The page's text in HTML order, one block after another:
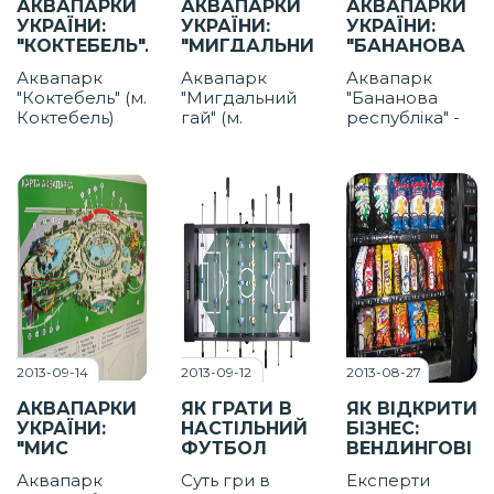
смак
АКВАПАРКИ
УКРАЇНИ:
"КОКТЕБЕЛЬ",
КОКТЕБЕЛЬ
Аквапарк
"Коктебель" (м.
Коктебель)
площі. Тут
встановили 24
атракціона, 13
з них
працюють для
дітей, є 7
басейнів і 3
ванни з
гідромасажем.
АКВАПАРКИ
УКРАЇНИ:
"МИГДАЛЬНИЙ
АЛУШТА
Аквапарк
"Мигдальний
гай" (м.
схилі гори
прямо на
морському
узбережжі і
відмінно
продумали
ландшафт.
АКВАПАРКИ
УКРАЇНИ:
"БАНАНОВА
С.
ПРИБЕРЕЖНЕ
(НЕДАЛЕКО
Аквапарк
"Бананова
республіка" -
очікує завидна
розмаїтість: 8
басейнів і 25
атракціонів.
2013-09-14
АКВАПАРКИ
УКРАЇНИ:
"МИС
НАДІЇ", М.
Аквапарк
2013-09-12
ЯК ГРАТИ В
НАСТІЛЬНИЙ
ФУТБОЛ
Суть гри в
2013-08-27
ЯК ВІДКРИТИ
БІЗНЕС:
ВЕНДИНГОВІ
(АПАРАТИ)
Експерти